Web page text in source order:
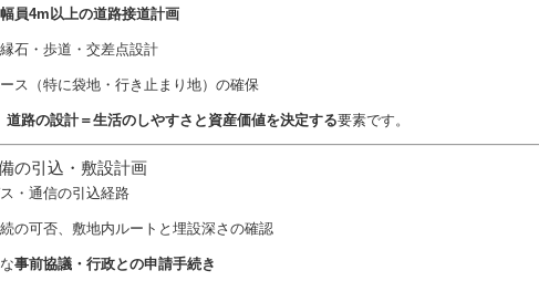
幅員4m以上の道路接道計画
石・歩道・交差点設計
ス（特に袋地・行き止まり地）の確保
道路の設計＝生活のしやすさと資産価値を決定する要素です。
の引込・敷設計画
・通信の引込経路
の可否、敷地内ルートと埋設深さの確認
事前協議・行政との申請手続き